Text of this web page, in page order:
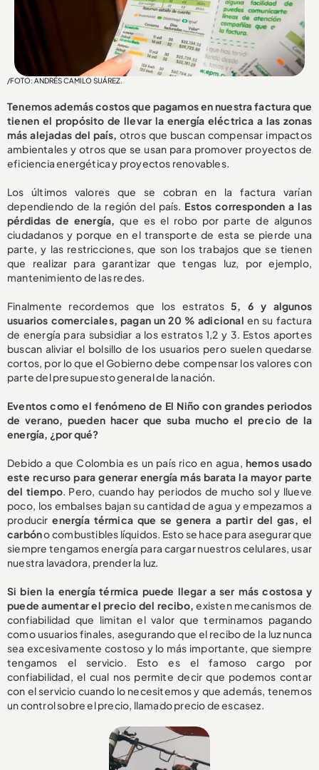
/FOTO: ANDRÉS CAMILO SUÁREZ.
Tenemos además costos que pagamos en nuestra factura que
tienen el propósito de llevar la energía eléctrica a las zonas
más alejadas del país, otros que buscan compensar impactos
ambientales y otros que se usan para promover proyectos de
eficiencia energética y proyectos renovables.
Los últimos valores que se cobran en la factura varían
dependiendo de la región del país. Estos corresponden a las
pérdidas de energía,que es el robo por parte de algunos
ciudadanos y porque en el transporte de esta se pierde una
parte, y las restricciones, que son los trabajos que se tienen
que realizar para garantizar que tengas luz, por ejemplo,
mantenimiento de las redes.
Finalmente recordemos que los estratos5, 6 y algunos
usuarios comerciales, pagan un 20 % adicional en su factura
de energía para subsidiar a los estratos 1,2 y 3. Estos aportes
buscan aliviar el bolsillo de los usuarios pero suelen quedarse
cortos, por lo que el Gobierno debe compensar los valores con
parte del presupuesto general de la nación.
Eventos como el fenómeno de El Niño con grandes periodos
de verano, pueden hacer que suba mucho el precio de la
energía, ¿por qué?
Debido a que Colombia es un país rico en agua, hemos usado
este recurso para generar energía más barata la mayor parte
del tiempo. Pero, cuando hay periodos de mucho sol y llueve
poco, los embalses bajan su cantidad de agua y empezamos a
producirenergía térmica que se genera a partir del gas, el
carbóno combustibles líquidos. Esto se hace para asegurar que
siempre tengamos energía para cargar nuestros celulares, usar
nuestra lavadora, prender la luz.
Si bien la energía térmica puede llegar a ser más costosa y
puede aumentar el precio del recibo,existen mecanismos de
confiabilidad que limitan el valor que terminamos pagando
como usuarios finales, asegurando que el recibo de la luz nunca
sea excesivamente costoso y lo más importante, que siempre
tengamos el servicio. Esto es el famoso cargo por
confiabilidad, el cual nos permite decir que podemos contar
con el servicio cuando lo necesitemos y que además, tenemos
un control sobre el precio, llamado precio de escasez.